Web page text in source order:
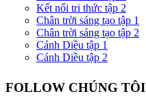
Kết nối tri thức tập 2
Chân trời sáng tạo tập 1
Chân trời sáng tạo tập 2
Cánh Diều tập 1
Cánh Diều tập 2
FOLLOW CHÚNG TÔI